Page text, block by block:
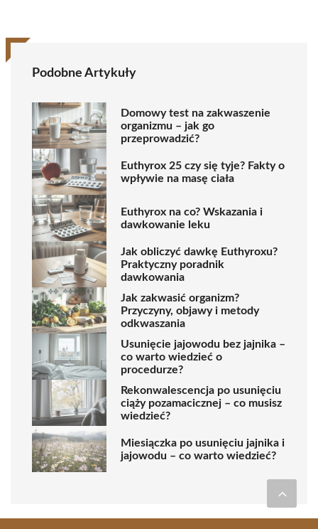
Podobne Artykuły
Domowy test na zakwaszenie
organizmu – jak go
przeprowadzić?
Euthyrox 25 czy się tyje? Fakty o
wpływie na masę ciała
Euthyrox na co? Wskazania i
dawkowanie leku
Jak obliczyć dawkę Euthyroxu?
Praktyczny poradnik
dawkowania
Jak zakwasić organizm?
Przyczyny, objawy i metody
odkwaszania
Usunięcie jajowodu bez jajnika –
co warto wiedzieć o
procedurze?
Rekonwalescencja po usunięciu
ciąży pozamacicznej – co musisz
wiedzieć?
Miesiączka po usunięciu jajnika i
jajowodu – co warto wiedzieć?